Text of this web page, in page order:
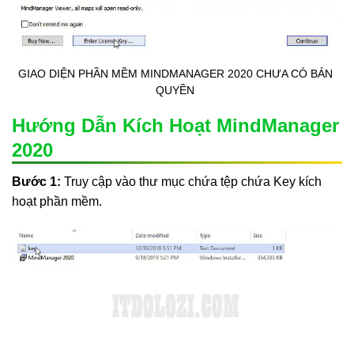
GIAO DIỆN PHẦN MỀM MINDMANAGER 2020 CHƯA CÓ BẢN
QUYỀN
Hướng Dẫn Kích Hoạt MindManager
2020
Bước 1: Truy cập vào thư mục chứa tệp chứa Key kích
hoạt phần mềm.